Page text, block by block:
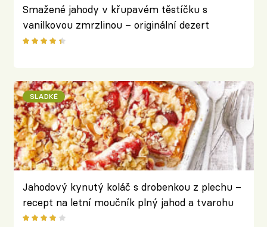
Smažené jahody v křupavém těstíčku s
vanilkovou zmrzlinou – originální dezert
cukrářky Adriany Hromadové z hotelu Cristal
SLADKÉ
Jahodový kynutý koláč s drobenkou z plechu –
recept na letní moučník plný jahod a tvarohu